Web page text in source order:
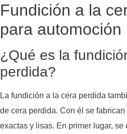
Fundición a la
para automoción
¿Qué es la
perdida?
La fundición a la cera perdida
de cera perdida. Con él se
exactas y lisas. En primer lugar, se